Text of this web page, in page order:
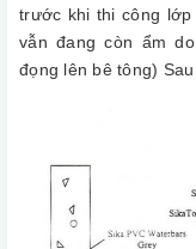
trước khi thi công
vẫn đang còn ẩm
đọng lên bê tông)